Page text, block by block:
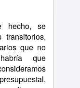
hecho, se
que no
que